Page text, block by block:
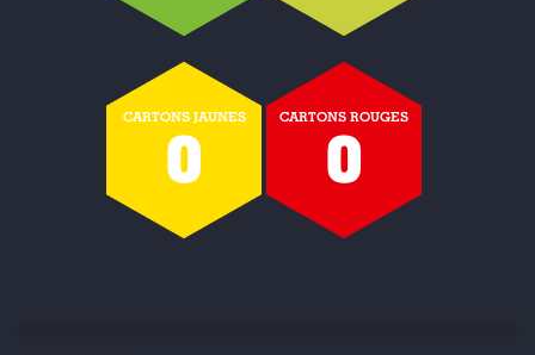
CARTONS JAUNES
0
CARTONS ROUGES
0